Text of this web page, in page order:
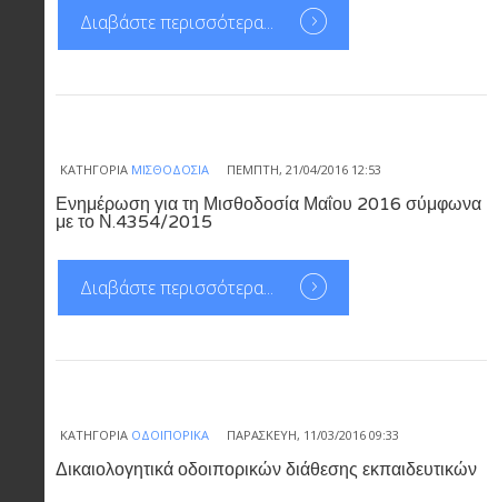
Διαβάστε περισσότερα...
ΚΑΤΗΓΟΡΊΑ ΜΙΣΘΟΔΟΣΊΑ ΠΈΜΠΤΗ, 21/04/2016 12:53
Ενημέρωση για τη Μισθοδοσία Μαΐου 2016 σύμφωνα
με το Ν.4354/2015
Διαβάστε περισσότερα...
ΚΑΤΗΓΟΡΊΑ ΟΔΟΙΠΟΡΙΚΆ ΠΑΡΑΣΚΕΥΉ, 11/03/2016 09:33
Δικαιολογητικά οδοιπορικών διάθεσης εκπαιδευτικών